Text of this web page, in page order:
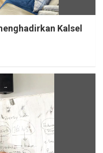
Kalsel